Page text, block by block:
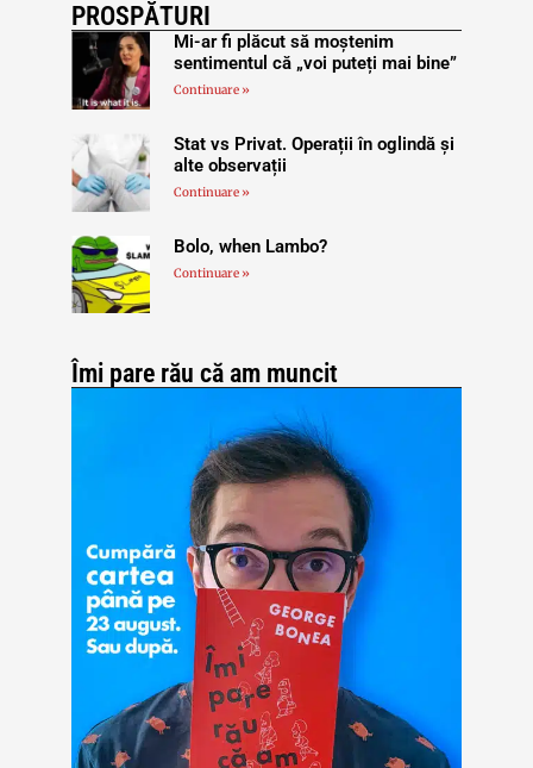
PROSPĂTURI
Mi-ar fi plăcut să moștenim
sentimentul că „voi puteți mai bine”
Continuare »
Stat vs Privat. Operații în oglindă și
alte observații
Continuare »
Bolo, when Lambo?
Continuare »
Îmi pare rău că am muncit